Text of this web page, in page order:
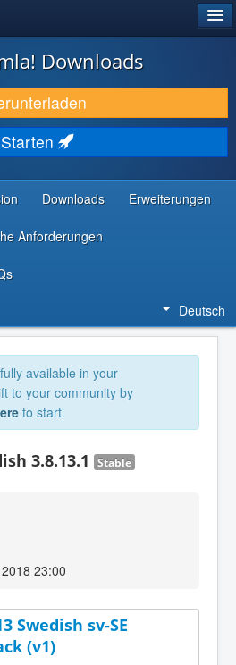
Downloads
Starten
Downloads Erweiterungen
Anforderungen
Deutsch
available in your
to your community by
to start.
3.8.13.1 Stable
23:00
Swedish sv-SE
(v1)